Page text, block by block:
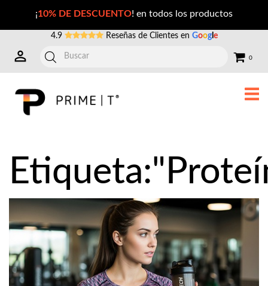
¡10% DE DESCUENTO! en todos los productos
4.9 Reseñas de Clientes en Google
0